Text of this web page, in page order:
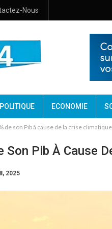
Nous
POLITIQUE ECONOMIE
de son Pib à cause de la crise
Son Pib À Cause
2025